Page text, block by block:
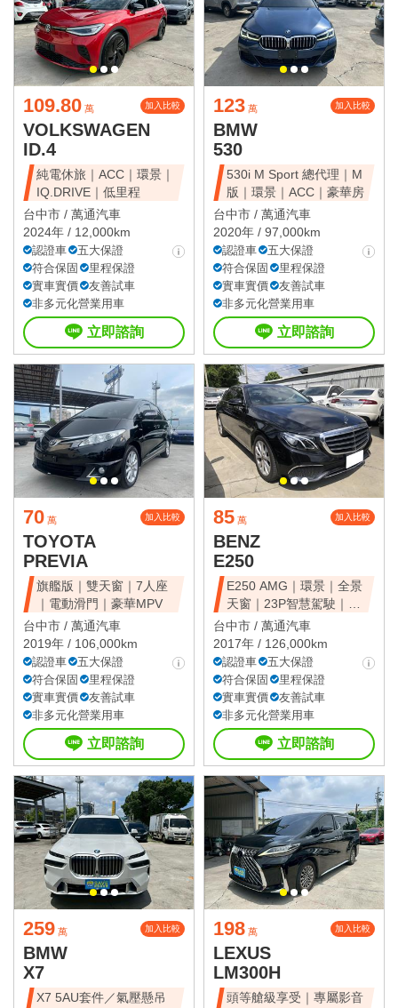
109.80 萬 加入比較
VOLKSWAGEN
ID.4
純電休旅｜ACC｜環景｜
IQ.DRIVE｜低里程
台中市 / 萬通汽車
2024年 / 12,000km
認證車
五大保證
符合保固
里程保證
實車實價
友善試車
非多元化營業用車
立即諮詢
123 萬 加入比較
BMW
530
530i M Sport 總代理｜M
版｜環景｜ACC｜豪華房
台中市 / 萬通汽車
2020年 / 97,000km
認證車
五大保證
符合保固
里程保證
實車實價
友善試車
非多元化營業用車
立即諮詢
70 萬 加入比較
TOYOTA
PREVIA
旗艦版｜雙天窗｜7人座
｜電動滑門｜豪華MPV
台中市 / 萬通汽車
2019年 / 106,000km
認證車
五大保證
符合保固
里程保證
實車實價
友善試車
非多元化營業用車
立即諮詢
85 萬 加入比較
BENZ
E250
E250 AMG｜環景｜全景
天窗｜23P智慧駕駛｜總
代理
台中市 / 萬通汽車
2017年 / 126,000km
認證車
五大保證
符合保固
里程保證
實車實價
友善試車
非多元化營業用車
立即諮詢
259 萬 加入比較
BMW
X7
X7 5AU套件／氣壓懸吊
198 萬 加入比較
LEXUS
LM300H
頭等艙級享受｜專屬影音